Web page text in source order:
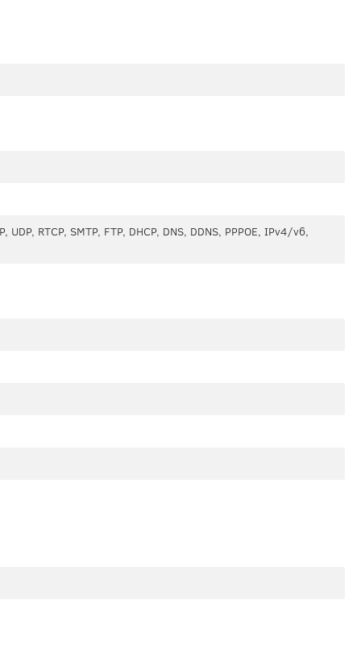
UDP, RTCP, SMTP, FTP, DHCP, DNS, DDNS, PPPOE, IPv4/v6,